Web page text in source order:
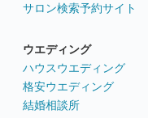
サロン検索予約サイト
ウエディング
ハウスウエディング
格安ウエディング
結婚相談所